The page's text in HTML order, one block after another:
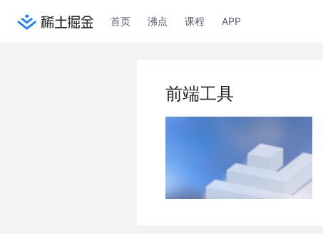
首页 沸点 课程 APP
前端工具